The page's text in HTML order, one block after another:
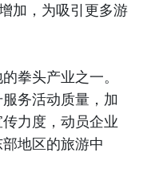
加，为吸引更多游
拳头产业之一。
务活动质量，加
力度，动员企业
地区的旅游中